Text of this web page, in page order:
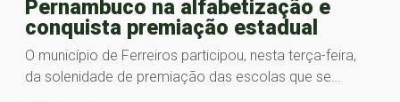
Pernambuco na alfabetização e
conquista premiação estadual
O município de Ferreiros participou, nesta terça-feira,
da solenidade de premiação das escolas que se…